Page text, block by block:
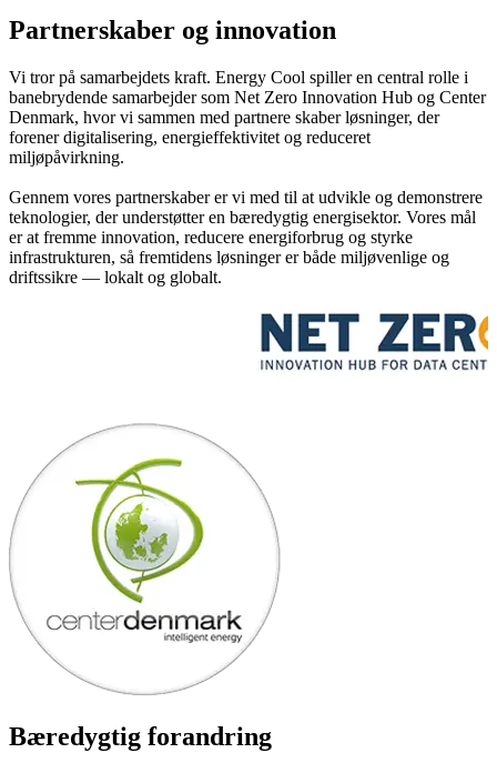
Partnerskaber og innovation
Vi tror på samarbejdets kraft. Energy Cool spiller en central rolle i
banebrydende samarbejder som Net Zero Innovation Hub og Center
Denmark, hvor vi sammen med partnere skaber løsninger, der
forener digitalisering, energieffektivitet og reduceret
miljøpåvirkning.
Gennem vores partnerskaber er vi med til at udvikle og demonstrere
teknologier, der understøtter en bæredygtig energisektor. Vores mål
er at fremme innovation, reducere energiforbrug og styrke
infrastrukturen, så fremtidens løsninger er både miljøvenlige og
driftssikre — lokalt og globalt.
Bæredygtig forandring